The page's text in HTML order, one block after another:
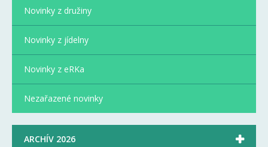
Novinky z družiny
Novinky z jídelny
Novinky z eRKa
Nezařazené novinky
ARCHÍV 2026 